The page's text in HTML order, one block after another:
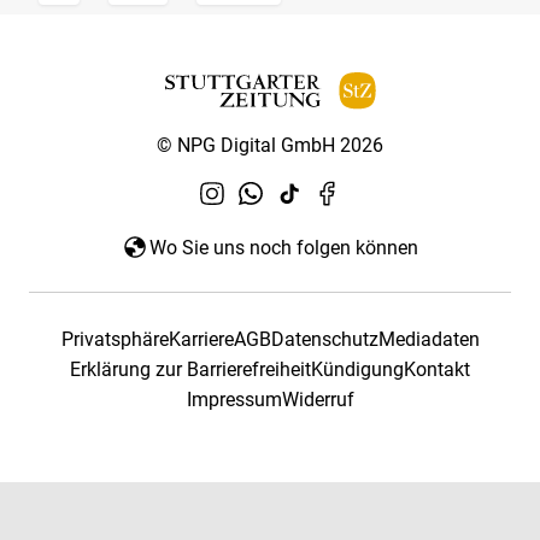
© NPG Digital GmbH 2026
Wo Sie uns noch folgen können
PrivatsphäreKarriereAGBDatenschutzMediadaten
Erklärung zur BarrierefreiheitKündigungKontakt
ImpressumWiderruf